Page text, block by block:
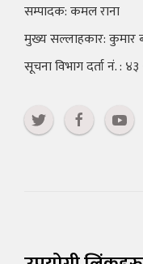
सम्पादक: कमल राना
मुख्य सल्लाहकार: कुमार
सूचना विभाग दर्ता नं. :